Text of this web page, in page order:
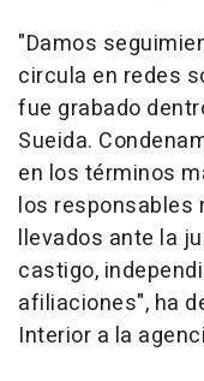
"Damos
circula en redes
fue grabado
Sueida.
en los términos
los responsables
llevados ante la
castigo,
afiliaciones", ha
Interior a la